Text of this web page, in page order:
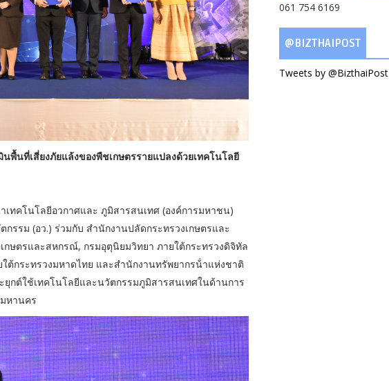
นที่เสี่ยงภัยแล้งของพืชเกษตรรายแปลงด้วยเทคโนโลยี
ทคโนโลยีอวกาศและ ภูมิสารสนเทศ (องค์การมหาชน)
รรม (อว.) ร่วมกับ สํานักงานปลัดกระทรวงเกษตรและ
ษตรและสหกรณ์, กรมอุตุนิยมวิทยา ภายใต้กระทรวงดิจิทัล
ต้กระทรวงมหาดไทย และสํานักงานทรัพยากรน้ําแห่งชาติ
กต์ใช้เทคโนโลยีและนวัตกรรมภูมิสารสนเทศในด้านการ
หานคร
061 754 6169
@BIZTHAIPOST
Tweets by @BizthaiPost